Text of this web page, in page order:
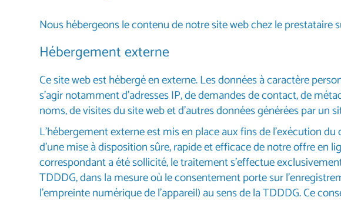
Nous hébergeons le contenu de notre site web chez le prestataire
Hébergement externe
Ce site web est hébergé en externe. Les données à caractère
s'agir notamment d'adresses IP, de demandes de contact, de
noms, de visites du site web et d'autres données générées par un
L'hébergement externe est mis en place aux fins de l'exécution du
d’une mise à disposition sûre, rapide et efficace de notre offre en
correspondant a été sollicité, le traitement s’effectue
TDDDG, dans la mesure où le consentement porte sur
l’empreinte numérique de l’appareil) au sens de la TDDDG. Ce